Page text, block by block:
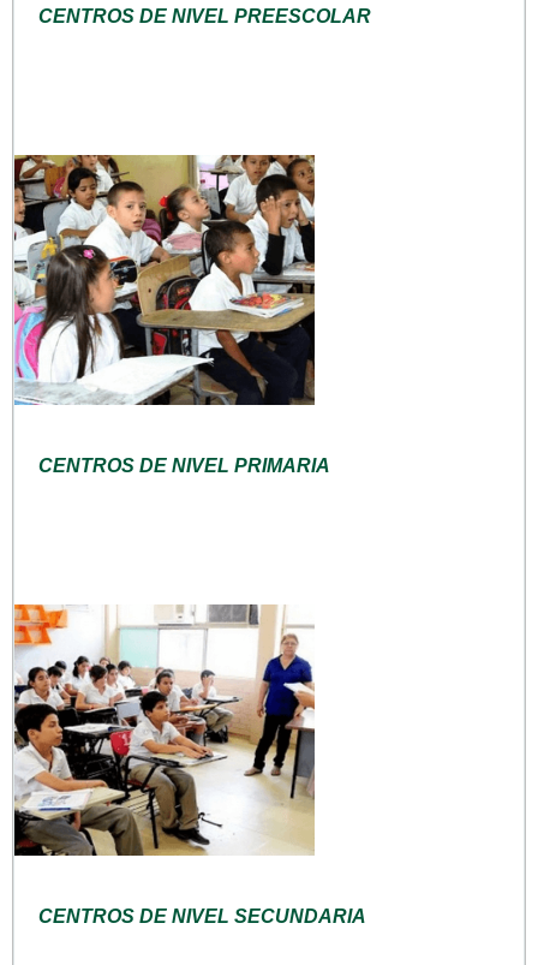
CENTROS DE NIVEL PREESCOLAR
CENTROS DE NIVEL PRIMARIA
CENTROS DE NIVEL SECUNDARIA